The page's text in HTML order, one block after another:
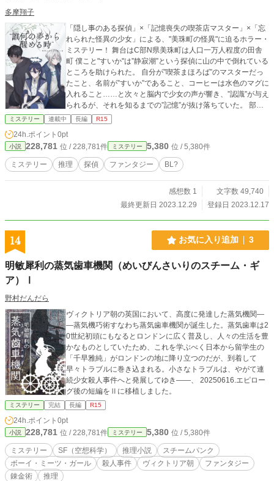
多摩翔子
「隠し事のある探偵」×「記憶喪失の喫茶店マスター」×「忘
れられた怪異の少女」による、"美珠町の怪異"に迫るホラー・
ミステリー！ 舞台はC部N県美珠町は人口一万人程度の田舎
町 僕こと"すいか"は”静寂潮”という探偵に山の中で倒れている
ところを助けられた。 自分が”喫茶まほろば”のマスターだっ
たこと、名前が”すいか”であること、コーヒーは水色のマグに
入れること……と次々と脳内で少女の声が響き、”認識”が与え
られるが、それを知るまでの”記憶”が抜け落ちていた。 部屋
に残された「記憶を食べる代わりに願いを叶える怪異、みた
ま様」のスクラップブックを見つけてしまう。 現状を掴めな
いまま眠りにつくと、夢の中で「自分そっくりの顔を持つ天
使の少女、みたま様」に出会い…… 「あなたが記憶を思い出
せないのは、この世界で”みたま様”が忘れられてしまったか
ら」 忘れられた怪異の行方を追うため、すいかは喫茶オーナ
隠された謎と、自分の記憶に隠された秘密を暴くため動き出
ミステリー 連載中 長編 R15
24h.ポイント 0pt
小説 228,781 位 / 228,781件 ミステリー 5,380 位 / 5,380件
ミステリー 推理 探偵 ファンタジー BL?
感想数 1
文字数 49,740
最終更新日 2023.12.29
登録日 2023.12.17
14 お気に入り追加 3
明敏犀利の蒸気歯車機関（めいびんさいりのスチーム・ギ
ア）Ⅰ
野村だんだら
ヴィクトリア朝の英国において、高度に発達した蒸気機関―
―蒸気機巧術すなわち蒸気歯車機関が誕生した。蒸気歯車は2
0世紀初頭にもなるとロンドンに広く普及し、人々の生活を豊
かなものとしていたため、これを学ぶべく日本から留学生の
「千早雅純」がロンドンの地に降り立つのだが、到着して
早々トラブルに巻き込まれる。小さなトラブルは、やがて連
続少女殺人事件へと発展してゆき――、 20250616.エピロー
グ後の短編をⅡに移植しました。
ミステリー 完結 長編 R15
24h.ポイント 0pt
小説 228,781 位 / 228,781件 ミステリー 5,380 位 / 5,380件
ミステリー SF（空想科学） 推理小説
スチームパンク
ボーイ・ミーツ・ガール
殺人事件 ヴィクトリア朝
ファンタジー
錬金術
推理